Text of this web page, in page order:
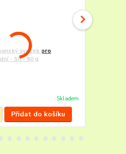
svazek pro
- 50 - 60 g
Skladem
Přidat do košíku